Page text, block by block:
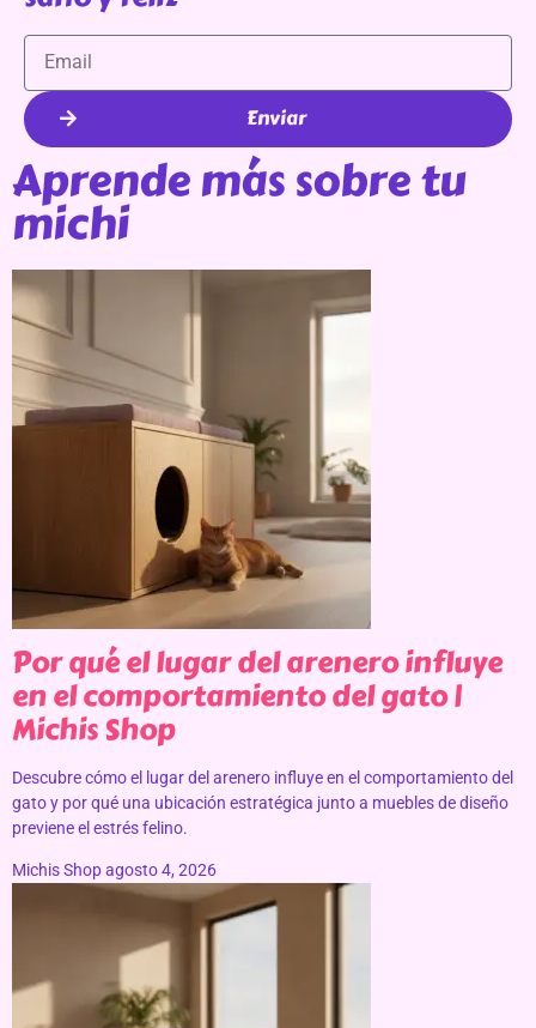
Enviar
Aprende más sobre tu
michi
Por qué el lugar del arenero influye
en el comportamiento del gato |
Michis Shop
Descubre cómo el lugar del arenero influye en el comportamiento del
gato y por qué una ubicación estratégica junto a muebles de diseño
previene el estrés felino.
Michis Shopagosto 4, 2026